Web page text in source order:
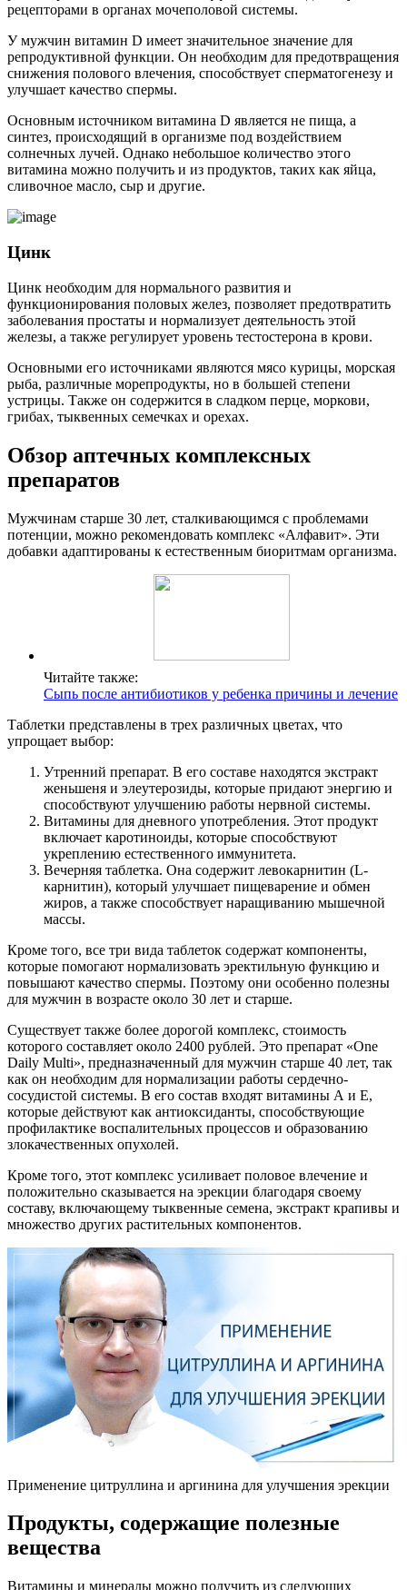
рецепторами в органах мочеполовой системы.
У мужчин витамин D имеет значительное значение для
репродуктивной функции. Он необходим для предотвращения
снижения полового влечения, способствует сперматогенезу и
улучшает качество спермы.
Основным источником витамина D является не пища, а
синтез, происходящий в организме под воздействием
солнечных лучей. Однако небольшое количество этого
витамина можно получить и из продуктов, таких как яйца,
сливочное масло, сыр и другие.
Цинк
Цинк необходим для нормального развития и
функционирования половых желез, позволяет предотвратить
заболевания простаты и нормализует деятельность этой
железы, а также регулирует уровень тестостерона в крови.
Основными его источниками являются мясо курицы, морская
рыба, различные морепродукты, но в большей степени
устрицы. Также он содержится в сладком перце, моркови,
грибах, тыквенных семечках и орехах.
Обзор аптечных комплексных
препаратов
Мужчинам старше 30 лет, сталкивающимся с проблемами
потенции, можно рекомендовать комплекс «Алфавит». Эти
добавки адаптированы к естественным биоритмам организма.
Читайте также:
Сыпь после антибиотиков у ребенка причины и лечение
Таблетки представлены в трех различных цветах, что
упрощает выбор:
Утренний препарат. В его составе находятся экстракт
женьшеня и элеутерозиды, которые придают энергию и
способствуют улучшению работы нервной системы.
Витамины для дневного употребления. Этот продукт
включает каротиноиды, которые способствуют
укреплению естественного иммунитета.
Вечерняя таблетка. Она содержит левокарнитин (L-
карнитин), который улучшает пищеварение и обмен
жиров, а также способствует наращиванию мышечной
массы.
Кроме того, все три вида таблеток содержат компоненты,
которые помогают нормализовать эректильную функцию и
повышают качество спермы. Поэтому они особенно полезны
для мужчин в возрасте около 30 лет и старше.
Существует также более дорогой комплекс, стоимость
которого составляет около 2400 рублей. Это препарат «One
Daily Multi», предназначенный для мужчин старше 40 лет, так
как он необходим для нормализации работы сердечно-
сосудистой системы. В его состав входят витамины А и Е,
которые действуют как антиоксиданты, способствующие
профилактике воспалительных процессов и образованию
злокачественных опухолей.
Кроме того, этот комплекс усиливает половое влечение и
положительно сказывается на эрекции благодаря своему
составу, включающему тыквенные семена, экстракт крапивы и
множество других растительных компонентов.
Применение цитруллина и аргинина для улучшения эрекции
Продукты, содержащие полезные
вещества
Витамины и минералы можно получить из следующих